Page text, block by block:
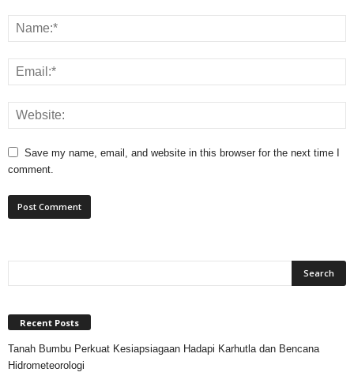
Save my name, email, and website in this browser for the next time I
comment.
Recent Posts
Tanah Bumbu Perkuat Kesiapsiagaan Hadapi Karhutla dan Bencana
Hidrometeorologi